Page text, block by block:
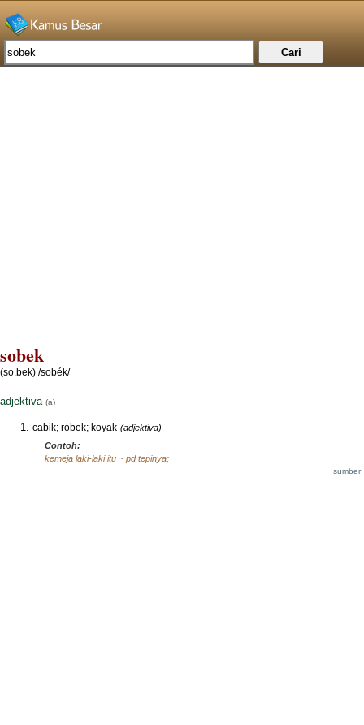
sobek
(so.bek) /sobék/
adjektiva (a)
cabik; robek; koyak (adjektiva)
Contoh:
kemeja laki-laki itu ~ pd tepinya;